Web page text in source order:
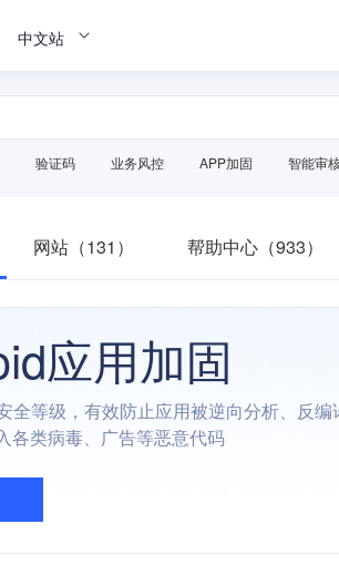
中文站
验证码 业务风控 APP加固 智能审
网站（131） 帮助中心（933）
应用加固
全等级，有效防止应用被逆向分析、反编
各类病毒、广告等恶意代码